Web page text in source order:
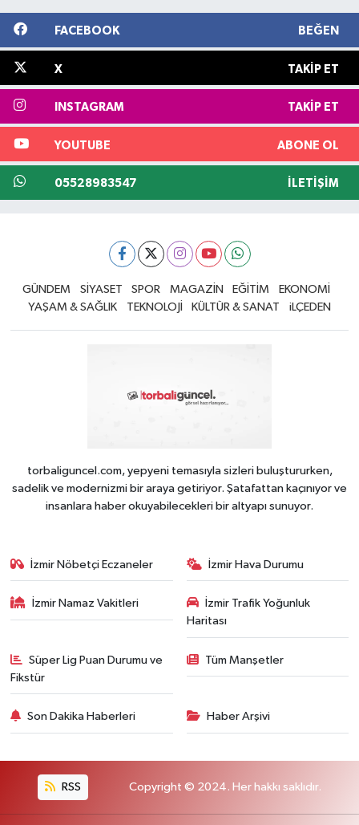
FACEBOOK BEĞEN
X TAKIP ET
INSTAGRAM TAKIP ET
YOUTUBE ABONE OL
05528983547 İLETIŞIM
GÜNDEM SİYASET SPOR MAGAZİN EĞİTİM
EKONOMİ
YAŞAM & SAĞLIK
TEKNOLOJİ KÜLTÜR & SANAT iLÇEDEN
torbaliguncel.com, yepyeni temasıyla sizleri buluştururken,
sadelik ve modernizmi bir araya getiriyor. Şatafattan kaçınıyor ve
insanlara haber okuyabilecekleri bir altyapı sunuyor.
İzmir Nöbetçi Eczaneler İzmir Hava Durumu
İzmir Namaz Vakitleri
İzmir Trafik Yoğunluk
Haritası
Süper Lig Puan Durumu ve
Fikstür
Tüm Manşetler
Son Dakika Haberleri Haber Arşivi
RSS Copyright © 2024. Her hakkı saklıdır.